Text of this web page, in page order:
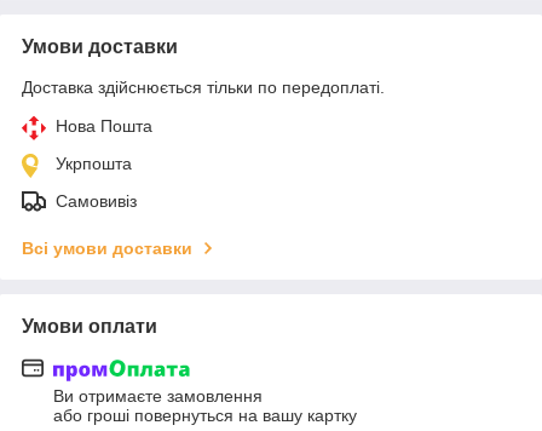
Умови доставки
Доставка здійснюється тільки по передоплаті.
Нова Пошта
Укрпошта
Самовивіз
Всі умови доставки
Умови оплати
Ви отримаєте замовлення
або гроші повернуться на вашу картку